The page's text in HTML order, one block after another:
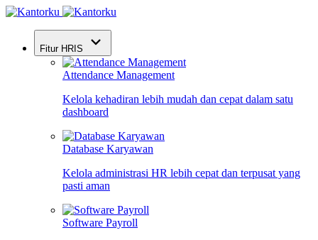
Fitur HRIS
Attendance Management
Kelola kehadiran lebih mudah dan cepat dalam satu
dashboard
Database Karyawan
Kelola administrasi HR lebih cepat dan terpusat yang
pasti aman
Software Payroll